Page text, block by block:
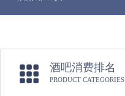
酒吧消费排名
PRODUCT CATEGORIES